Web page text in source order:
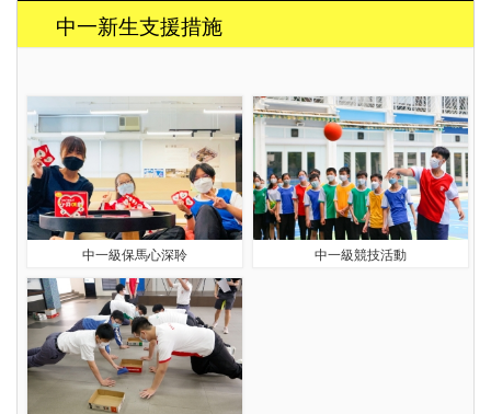
中一新生支援措施
中一級保馬心深聆 中一級競技活動